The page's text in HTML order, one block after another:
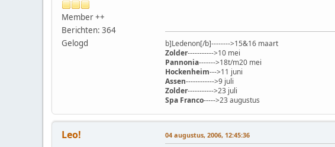
Member ++
Berichten: 364
Gelogd
b]Ledenon[/b]-------->15&16 maart
Zolder----------->10 mei
Pannonia------->18t/m20 mei
Hockenheim--->11 juni
Assen------------>9 juli
Zolder----------->23 juli
Spa Franco----->23 augustus
Leo! 04 augustus, 2006, 12:45:36